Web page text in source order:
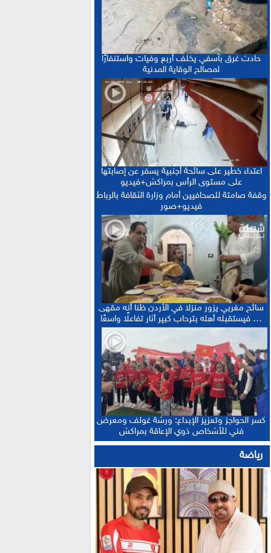
15:13 :
“حصيلة إيجابية”.. فرنسا والمغرب يعززان
التعاون الأمني والاقتصادي بمعاهدات غير مسبوقة
15:06 :
الدكتورة أمل العباسي.. نموذج للأستاذة
الجامعية التي تجمع بين التميز الأكاديمي والالتزام
التربوي
12:16 :
بعد إجراء الاستدراكية.. الإعلان عن النتائج
النهائية للبكالوريا ونسبة النجاح تتجاوز 81 في المائة
حادث غرق بآسفي يخلف أربع وفيات واستنفارًا
لمصالح الوقاية المدنية
اعتداء خطير على سائحة أجنبية يسفر عن إصابتها
على مستوى الرأس بمراكش+فيديو
وقفة صامتة للصحافيين أمام وزارة الثقافة بالرباط
فيديو+صور
سائح مغربي يزور منزلا في الأردن ظنا أنه مقهى
… فيستقبله أهله بترحاب كبير أثار تفاعلًا واسعًا
كسر الحواجز وتعزيز الإبداع: ورشة غولف ومعرض
فني للأشخاص ذوي الإعاقة بمراكش
رياضة